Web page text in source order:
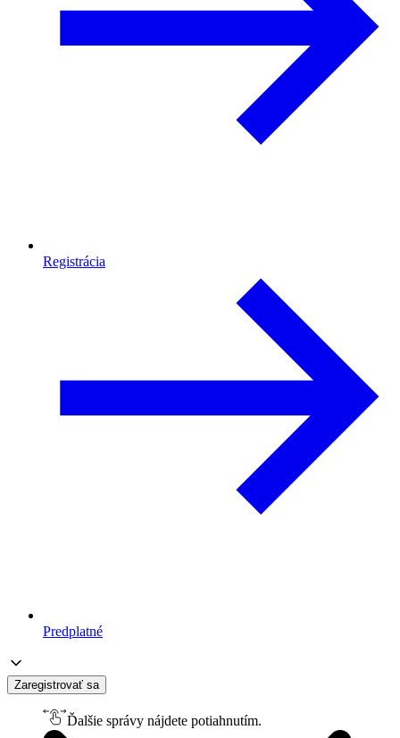
Registrácia
Predplatné
Zaregistrovať sa
Ďalšie správy nájdete potiahnutím.